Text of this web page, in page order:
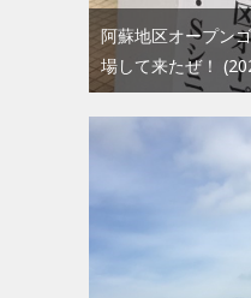
阿蘇地区オープン
場して来たぜ！